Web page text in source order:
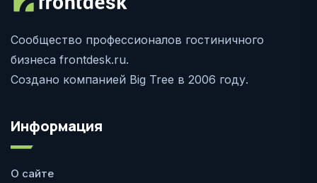
Сообщество профессионалов гостиничного
бизнеса frontdesk.ru.
Создано компанией Big Tree в 2006 году.
Информация
О сайте